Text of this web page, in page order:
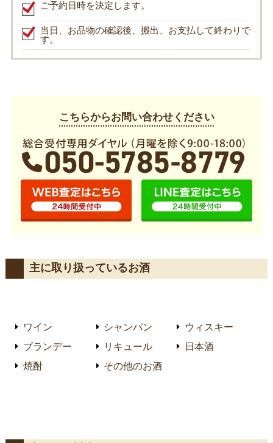
ご予約日時を決定します。
当日、お品物の確認後、搬出、お支払して終わりで
す。
こちらからお問い合わせください
主に取り扱っているお酒
ワイン
ブランデー
焼酎
シャンパン
リキュール
その他のお酒
ウィスキー
日本酒